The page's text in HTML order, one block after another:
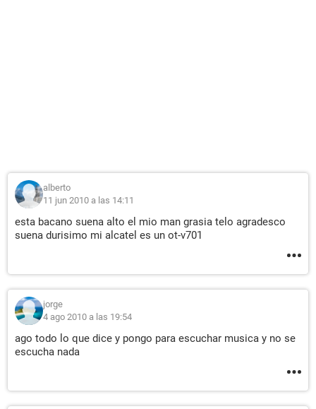
alberto
11 jun 2010 a las 14:11
esta bacano suena alto el mio man grasia telo agradesco
suena durisimo mi alcatel es un ot-v701
jorge
4 ago 2010 a las 19:54
ago todo lo que dice y pongo para escuchar musica y no se
escucha nada